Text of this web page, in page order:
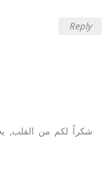
Reply
شكراً لكم من القلب,